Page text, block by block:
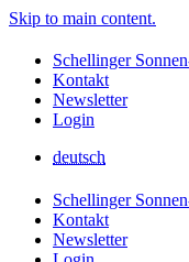
Skip to main content.
Schellinger
Kontakt
Newsletter
Login
deutsch
Schellinger
Kontakt
Newsletter